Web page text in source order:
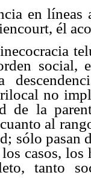
en
él
social,
no
de la
al
sólo pasan
casos,
tanto